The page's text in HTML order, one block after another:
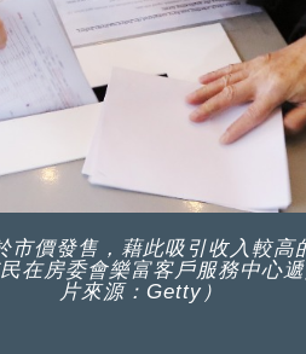
市價發售，藉此吸引收入較
在房委會樂富客戶服務中心
片來源：Getty）